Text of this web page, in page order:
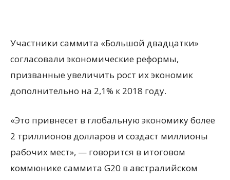
Участники саммита «Большой двадцатки»
согласовали экономические реформы,
призванные увеличить рост их экономик
дополнительно на 2,1% к 2018 году.
«Это привнесет в глобальную экономику более
2 триллионов долларов и создаст миллионы
рабочих мест», — говорится в итоговом
коммюнике саммита G20 в австралийском